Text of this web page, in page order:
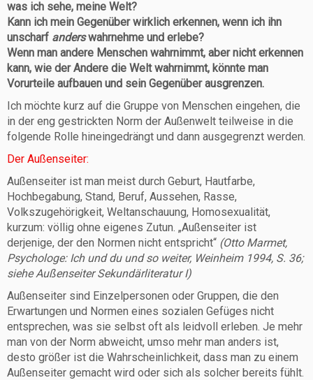
was ich sehe, meine Welt?
Kann ich mein Gegenüber wirklich erkennen, wenn ich ihn
unscharf anderswahrnehme und erlebe?
Wenn man andere Menschen wahrnimmt, aber nicht erkennen
kann, wie der Andere die Welt wahrnimmt, könnte man
Vorurteile aufbauen und sein Gegenüber ausgrenzen.
Ich möchte kurz auf die Gruppe von Menschen eingehen, die
in der eng gestrickten Norm der Außenwelt teilweise in die
folgende Rolle hineingedrängt und dann ausgegrenzt werden.
Der Außenseiter:
Außenseiter ist man meist durch Geburt, Hautfarbe,
Hochbegabung, Stand, Beruf, Aussehen, Rasse,
Volkszugehörigkeit, Weltanschauung, Homosexualität,
kurzum: völlig ohne eigenes Zutun. „Außenseiter ist
derjenige, der den Normen nicht entspricht“ (Otto Marmet,
Psychologe: Ich und du und so weiter, Weinheim 1994, S. 36;
siehe Außenseiter Sekundärliteratur I)
Außenseiter sind Einzelpersonen oder Gruppen, die den
Erwartungen und Normen eines sozialen Gefüges nicht
entsprechen, was sie selbst oft als leidvoll erleben. Je mehr
man von der Norm abweicht, umso mehr man anders ist,
desto größer ist die Wahrscheinlichkeit, dass man zu einem
Außenseiter gemacht wird oder sich als solcher bereits fühlt.